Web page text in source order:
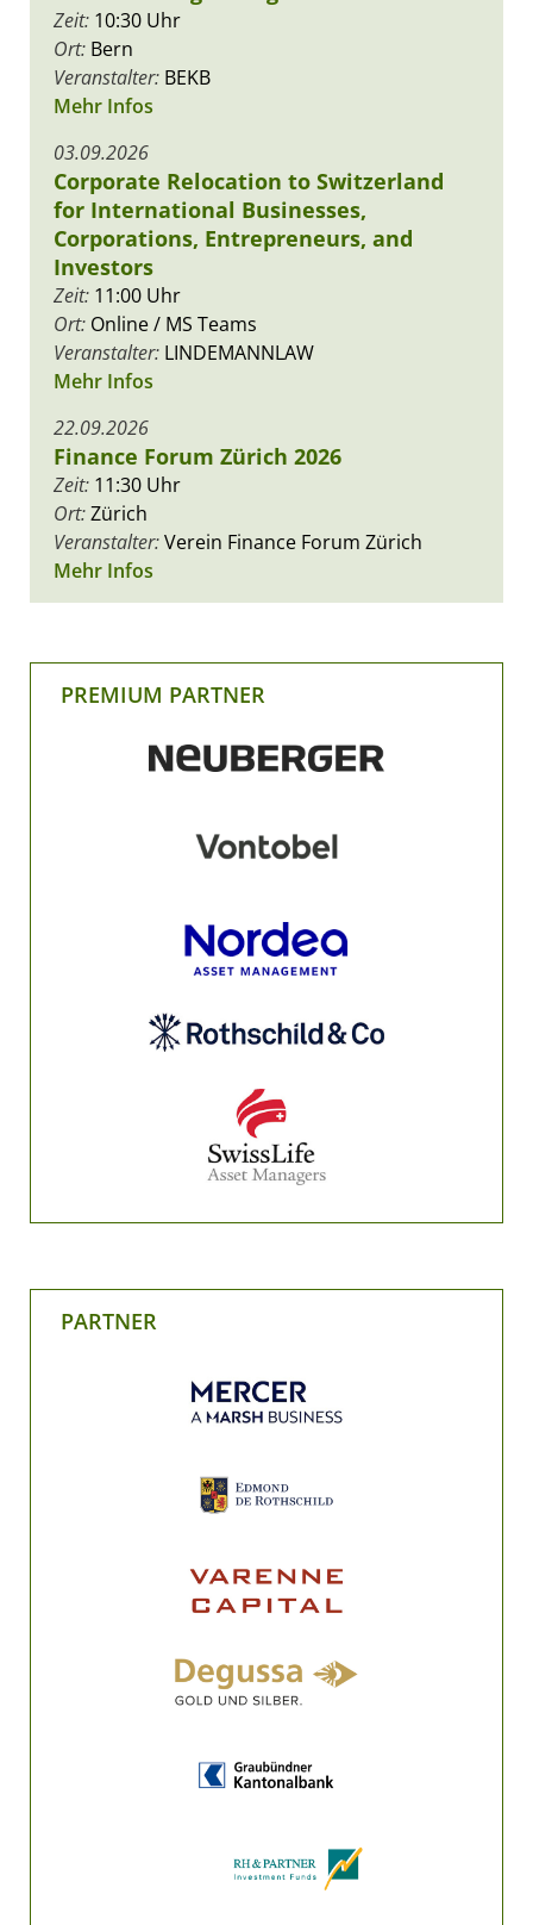
Zeit: 10:30 Uhr
Ort: Bern
Veranstalter: BEKB
Mehr Infos
03.09.2026
Corporate Relocation to Switzerland
for International Businesses,
Corporations, Entrepreneurs, and
Investors
Zeit: 11:00 Uhr
Ort: Online / MS Teams
Veranstalter: LINDEMANNLAW
Mehr Infos
22.09.2026
Finance Forum Zürich 2026
Zeit: 11:30 Uhr
Ort:Zürich
Veranstalter:Verein Finance Forum Zürich
Mehr Infos
PREMIUM PARTNER
PARTNER